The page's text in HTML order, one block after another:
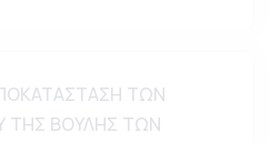
ΤΩΝ
ΤΗΣ ΒΟΥΛΗΣ ΤΩΝ